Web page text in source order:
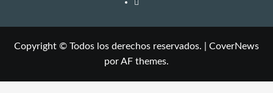
Copyright © Todos los derechos reservados.
CoverNews
por AF themes.